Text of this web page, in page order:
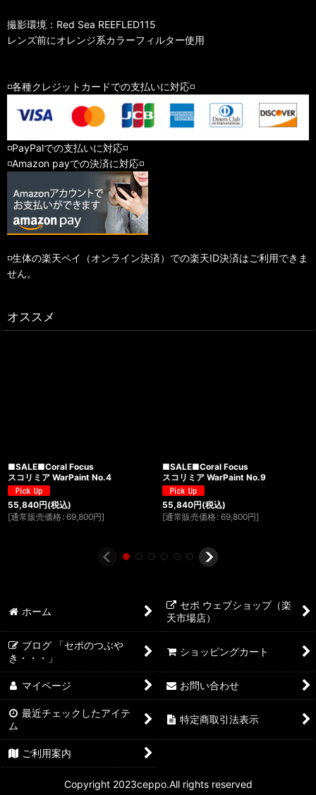
撮影環境：Red Sea REEFLED115
レンズ前にオレンジ系カラーフィルター使用
◽️各種クレジットカードでの支払いに対応◽️
◽️PayPalでの支払いに対応◽️
◽️Amazon payでの決済に対応◽️
◽️生体の楽天ペイ（オンライン決済）での楽天ID決済はご利用できま
せん。
オススメ
■SALE■Coral Focus
スコリミア WarPaint No.4
55,840円(税込)
[通常販売価格 : 69,800円]
■SALE■Coral Focus
スコリミア WarPaint No.9
55,840円(税込)
[通常販売価格 : 69,800円]
ホーム
セポ ウェブショップ（楽
天市場店）
ブログ 「セポのつぶや
き・・・」
ショッピングカート
マイページ お問い合わせ
最近チェックしたアイテ
ム
特定商取引法表示
ご利用案内
Copyright 2023ceppo.All rights reserved